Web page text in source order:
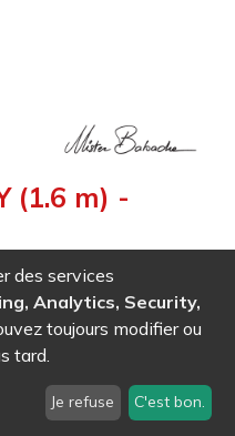
(1.6 m) -
cm Size :
bonne accroche, idéale
0812)
des services
Analytics, Security,
toujours modifier ou
tard.
Je refuse C'est bon.